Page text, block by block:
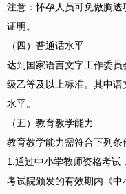
注意：怀孕人员可免做胸
证明。
（四）普通话水平
达到国家语言文字工作委
级乙等及以上标准。其中
水平。
（五）教育教学能力
教育教学能力需符合下列条
1.通过中小学教师资格考试
考试院颁发的有效期内《